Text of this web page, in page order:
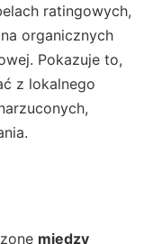
ratingowych,
organicznych
Pokazuje to,
z lokalnego
między